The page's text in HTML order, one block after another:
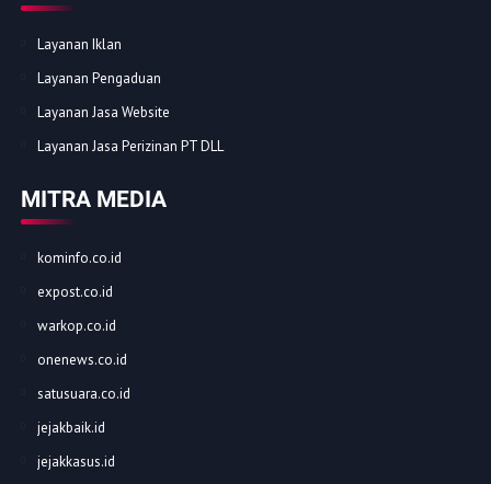
Layanan Iklan
Layanan Pengaduan
Layanan Jasa Website
Layanan Jasa Perizinan PT DLL
MITRA MEDIA
kominfo.co.id
expost.co.id
warkop.co.id
onenews.co.id
satusuara.co.id
jejakbaik.id
jejakkasus.id